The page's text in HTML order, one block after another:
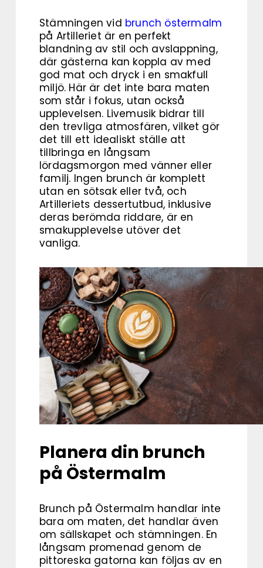
Stämningen vid brunch östermalm
på Artilleriet är en perfekt
blandning av stil och avslappning,
där gästerna kan koppla av med
god mat och dryck i en smakfull
miljö. Här är det inte bara maten
som står i fokus, utan också
upplevelsen. Livemusik bidrar till
den trevliga atmosfären, vilket gör
det till ett idealiskt ställe att
tillbringa en långsam
lördagsmorgon med vänner eller
familj. Ingen brunch är komplett
utan en sötsak eller två, och
Artilleriets dessertutbud, inklusive
deras berömda riddare, är en
smakupplevelse utöver det
vanliga.
Planera din brunch
på Östermalm
Brunch på Östermalm handlar inte
bara om maten, det handlar även
om sällskapet och stämningen. En
långsam promenad genom de
pittoreska gatorna kan följas av en